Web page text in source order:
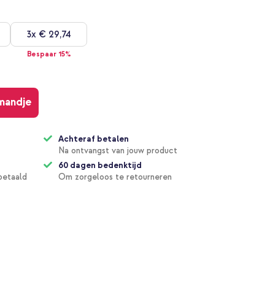
3x € 29,74
Bespaar 15%
Achteraf betalen
Na ontvangst van jouw product
60 dagen bedenktijd
Om zorgeloos te retourneren